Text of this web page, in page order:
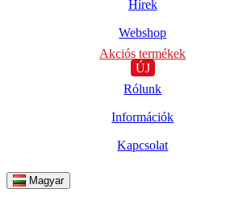
Hírek
Webshop
Akciós termékek
ÚJ
Rólunk
Információk
Kapcsolat
Magyar